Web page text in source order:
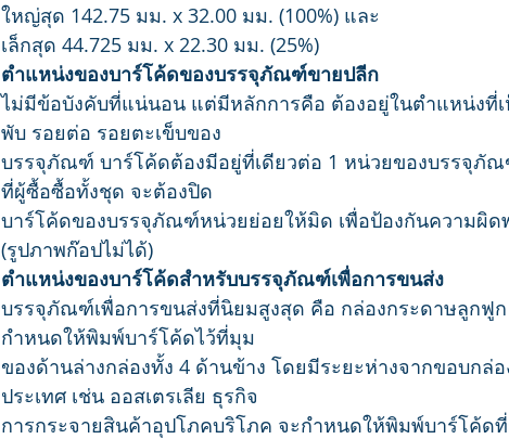
ใหญ่สุด 142.75 มม. x 32.00 มม. (100%) และ
เล็กสุด 44.725 มม. x 22.30 มม. (25%)
ตำแหน่งของบาร์โค้ดของบรรจุภัณฑ์ขายปลีก
ไม่มีข้อบังคับที่แน่นอน แต่มีหลักการคือ ต้องอยู่ในตำแหน่งที่เ
พับ รอยต่อ รอยตะเข็บของ
บรรจุภัณฑ์ บาร์โค้ดต้องมีอยู่ที่เดียวต่อ 1 หน่วยของบรรจุ
ที่ผู้ซื้อซื้อทั้งชุด จะต้องปิด
บาร์โค้ดของบรรจุภัณฑ์หน่วยย่อยให้มิด เพื่อป้องกันความผิด
(รูปภาพก๊อปไม่ได้)
ตำแหน่งของบาร์โค้ดสำหรับบรรจุภัณฑ์เพื่อการขนส่ง
บรรจุภัณฑ์เพื่อการขนส่งที่นิยมสูงสุด คือ กล่องกระดาษลูกฟู
กำหนดให้พิมพ์บาร์โค้ดไว้ที่มุม
ของด้านล่างกล่องทั้ง 4 ด้านข้าง โดยมีระยะห่างจากขอบกล่
ประเทศ เช่น ออสเตรเลีย ธุรกิจ
การกระจายสินค้าอุปโภคบริโภค จะกำหนดให้พิมพ์บาร์โค้ด